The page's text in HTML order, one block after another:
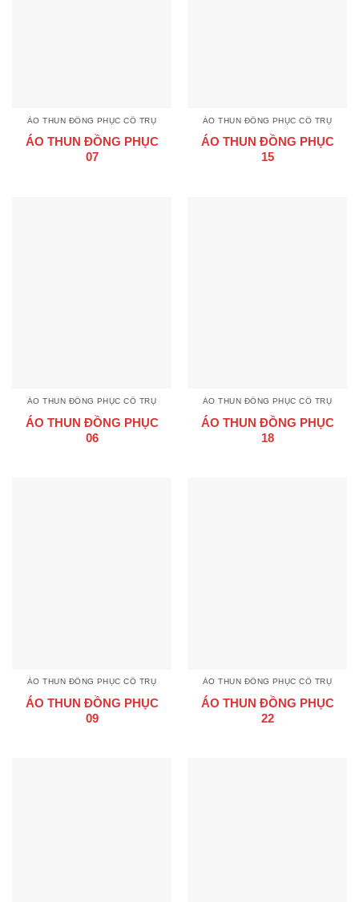
ÁO THUN ĐỒNG PHỤC CỔ TRỤ
ÁO THUN ĐỒNG PHỤC
07
ÁO THUN ĐỒNG PHỤC CỔ TRỤ
ÁO THUN ĐỒNG PHỤC
15
ÁO THUN ĐỒNG PHỤC CỔ TRỤ
ÁO THUN ĐỒNG PHỤC
06
ÁO THUN ĐỒNG PHỤC CỔ TRỤ
ÁO THUN ĐỒNG PHỤC
18
ÁO THUN ĐỒNG PHỤC CỔ TRỤ
ÁO THUN ĐỒNG PHỤC
09
ÁO THUN ĐỒNG PHỤC CỔ TRỤ
ÁO THUN ĐỒNG PHỤC
22